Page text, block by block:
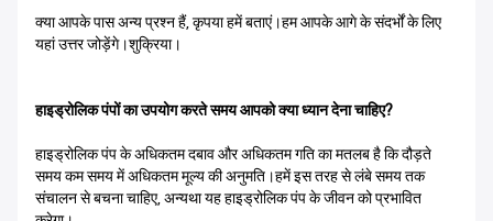
क्या आपके पास अन्य प्रश्न हैं, कृपया हमें बताएं।हम आपके आगे के संदर्भों के लिए
यहां उत्तर जोड़ेंगे।शुक्रिया।
हाइड्रोलिक पंपों का उपयोग करते समय आपको क्या ध्यान देना चाहिए?
हाइड्रोलिक पंप के अधिकतम दबाव और अधिकतम गति का मतलब है कि दौड़ते
समय कम समय में अधिकतम मूल्य की अनुमति।हमें इस तरह से लंबे समय तक
संचालन से बचना चाहिए, अन्यथा यह हाइड्रोलिक पंप के जीवन को प्रभावित